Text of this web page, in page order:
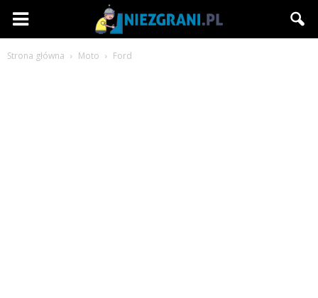
Niezgrani.pl
Strona główna Moto Ford